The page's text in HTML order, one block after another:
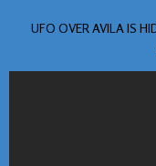
UFO OVER AVILA IS